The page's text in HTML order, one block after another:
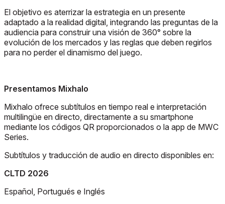
El objetivo es aterrizar la estrategia en un presente
adaptado a la realidad digital, integrando las preguntas de la
audiencia para construir una visión de 360° sobre la
evolución de los mercados y las reglas que deben regirlos
para no perder el dinamismo del juego.
Presentamos Mixhalo
Mixhalo ofrece subtítulos en tiempo real e interpretación
multilingüe en directo, directamente a su smartphone
mediante los códigos QR proporcionados o la app de MWC
Series.
Subtítulos y traducción de audio en directo disponibles en:
CLTD 2026
Español, Portugués e Inglés